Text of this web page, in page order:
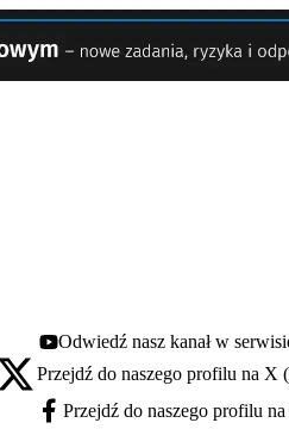
Youtube - otwiera się w nowej karcie
Odwiedź nasz kanał w
X - otwiera się w nowej karcie
Przejdź do naszego profilu na X
Facebook - otwiera się w nowej karcie
Przejdź do naszego profilu